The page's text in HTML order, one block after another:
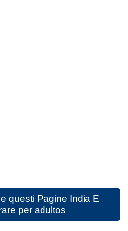
questi Pagine India E
per adultos